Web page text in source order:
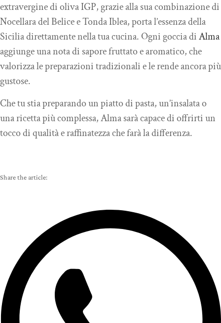
extravergine di oliva IGP, grazie alla sua combinazione di
Nocellara del Belice e Tonda Iblea, porta l’essenza della
Sicilia direttamente nella tua cucina. Ogni goccia diAlma
aggiunge una nota di sapore fruttato e aromatico, che
valorizza le preparazioni tradizionali e le rende ancora più
gustose.
Che tu stia preparando un piatto di pasta, un’insalata o
una ricetta più complessa, Alma sarà capace di offrirti un
tocco di qualità e raffinatezza che farà la differenza.
Share the article: